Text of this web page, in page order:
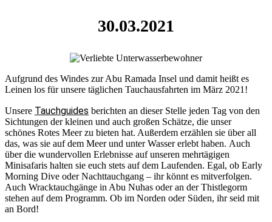
30.03.2021
Aufgrund des Windes zur Abu Ramada Insel und damit heißt es
Leinen los für unsere täglichen Tauchausfahrten im März 2021!
Unsere Tauchguides berichten an dieser Stelle jeden Tag von den
Sichtungen der kleinen und auch großen Schätze, die unser
schönes Rotes Meer zu bieten hat. Außerdem erzählen sie über all
das, was sie auf dem Meer und unter Wasser erlebt haben. Auch
über die wundervollen Erlebnisse auf unseren mehrtägigen
Minisafaris halten sie euch stets auf dem Laufenden. Egal, ob Early
Morning Dive oder Nachttauchgang – ihr könnt es mitverfolgen.
Auch Wracktauchgänge in Abu Nuhas oder an der Thistlegorm
stehen auf dem Programm. Ob im Norden oder Süden, ihr seid mit
an Bord!